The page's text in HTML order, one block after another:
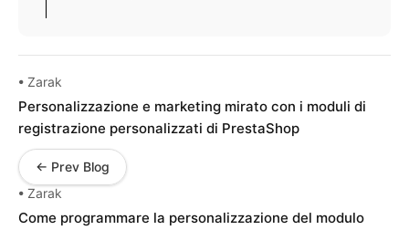
• Zarak
Personalizzazione e marketing mirato con i moduli di
registrazione personalizzati di PrestaShop
← Prev Blog
• Zarak
Come programmare la personalizzazione del modulo